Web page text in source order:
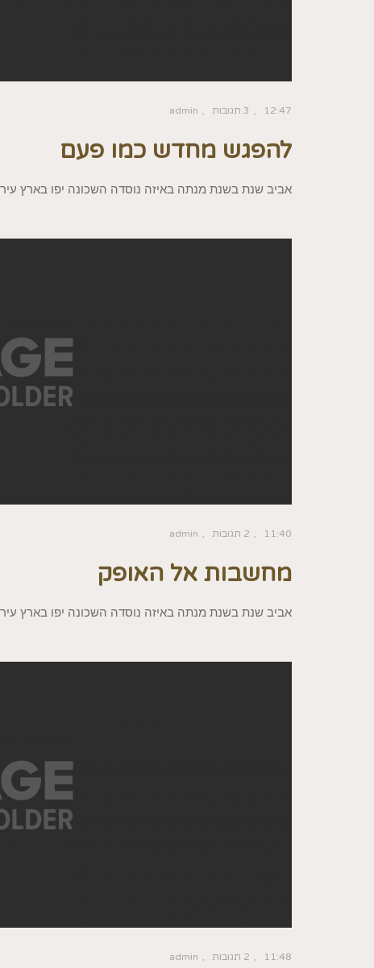
12:47 3 תגובות admin
להפגש מחדש כמו פעם
אביב שנת בשנת מנתה באיזה נוסדה השכונה יפו בארץ
11:40 2 תגובות admin
מחשבות אל האופק
אביב שנת בשנת מנתה באיזה נוסדה השכונה יפו בארץ
11:48 2 תגובות admin